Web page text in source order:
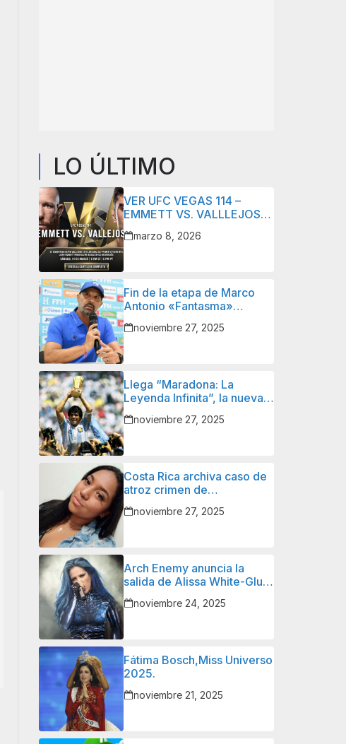
LO ÚLTIMO
VER UFC VEGAS 114 –
EMMETT VS. VALLLEJOS
ONLINE 14 MARZO 2026 –
LIVE STREAM
marzo 8, 2026
Fin de la etapa de Marco
Antonio «Fantasma»
Figueroa con la Selección
Nacional de Fútbol de
noviembre 27, 2025
Llega “Maradona: La
Leyenda Infinita”, la nueva
serie animada sobre el
ícono del fútbol mundial.
noviembre 27, 2025
Costa Rica archiva caso de
atroz crimen de
nicaragüense: así lo
informan autoridades y
noviembre 27, 2025
Arch Enemy anuncia la
salida de Alissa White-Gluz
tras 12 años.
noviembre 24, 2025
Fátima Bosch,Miss Universo
2025.
noviembre 21, 2025